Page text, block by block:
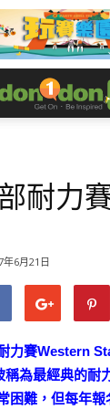
耐力
年6月21日
力賽Western
為最經典的耐
困難，但每年報